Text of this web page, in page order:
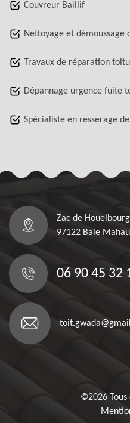
Couvreur Baillif
Nettoyage et
Travaux de réparation
Dépannage urgence fuite
Spécialiste en resserage
Zac de Houelbourg
97122 Baie
06 90 45 32
©2026 Tous